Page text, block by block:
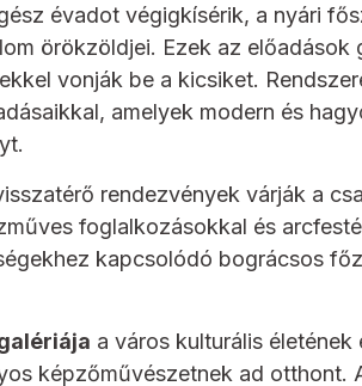
évadot végigkísérik, a nyári
örökzöldjei. Ezek az előadások
vonják be a kicsiket.
amelyek modern és
rendezvények várják a
foglalkozásokkal és
kapcsolódó bográcsos
a város kulturális
képzőművészetnek ad otthont.